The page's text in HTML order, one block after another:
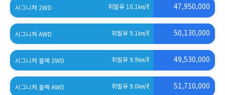
시그니처 2WD 휘발유 10.1 ㎞/ℓ 47,950,000
시그니처 AWD 휘발유 9.1 ㎞/ℓ 50,130,000
시그니처 블랙 2WD 휘발유 9.9㎞/ℓ 49,530,000
시그니처 블랙 AWD 휘발유 9.0㎞/ℓ 51,710,000